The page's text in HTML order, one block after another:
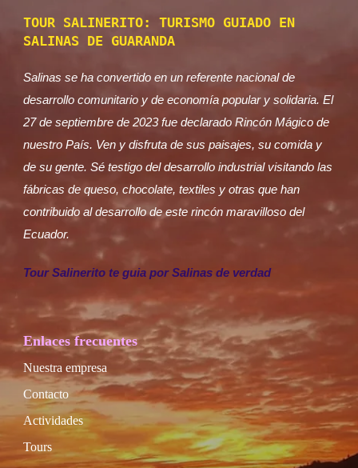
TOUR SALINERITO: TURISMO GUIADO EN
SALINAS DE GUARANDA
Salinas se ha convertido en un referente nacional de
desarrollo comunitario y de economía popular y solidaria. El
27 de septiembre de 2023 fue declarado Rincón Mágico de
nuestro País. Ven y disfruta de sus paisajes, su comida y
de su gente. Sé testigo del desarrollo industrial visitando las
fábricas de queso, chocolate, textiles y otras que han
contribuido al desarrollo de este rincón maravilloso del
Ecuador.
Tour Salinerito te guia por Salinas de verdad
Enlaces frecuentes
Nuestra empresa
Contacto
Actividades
Tours